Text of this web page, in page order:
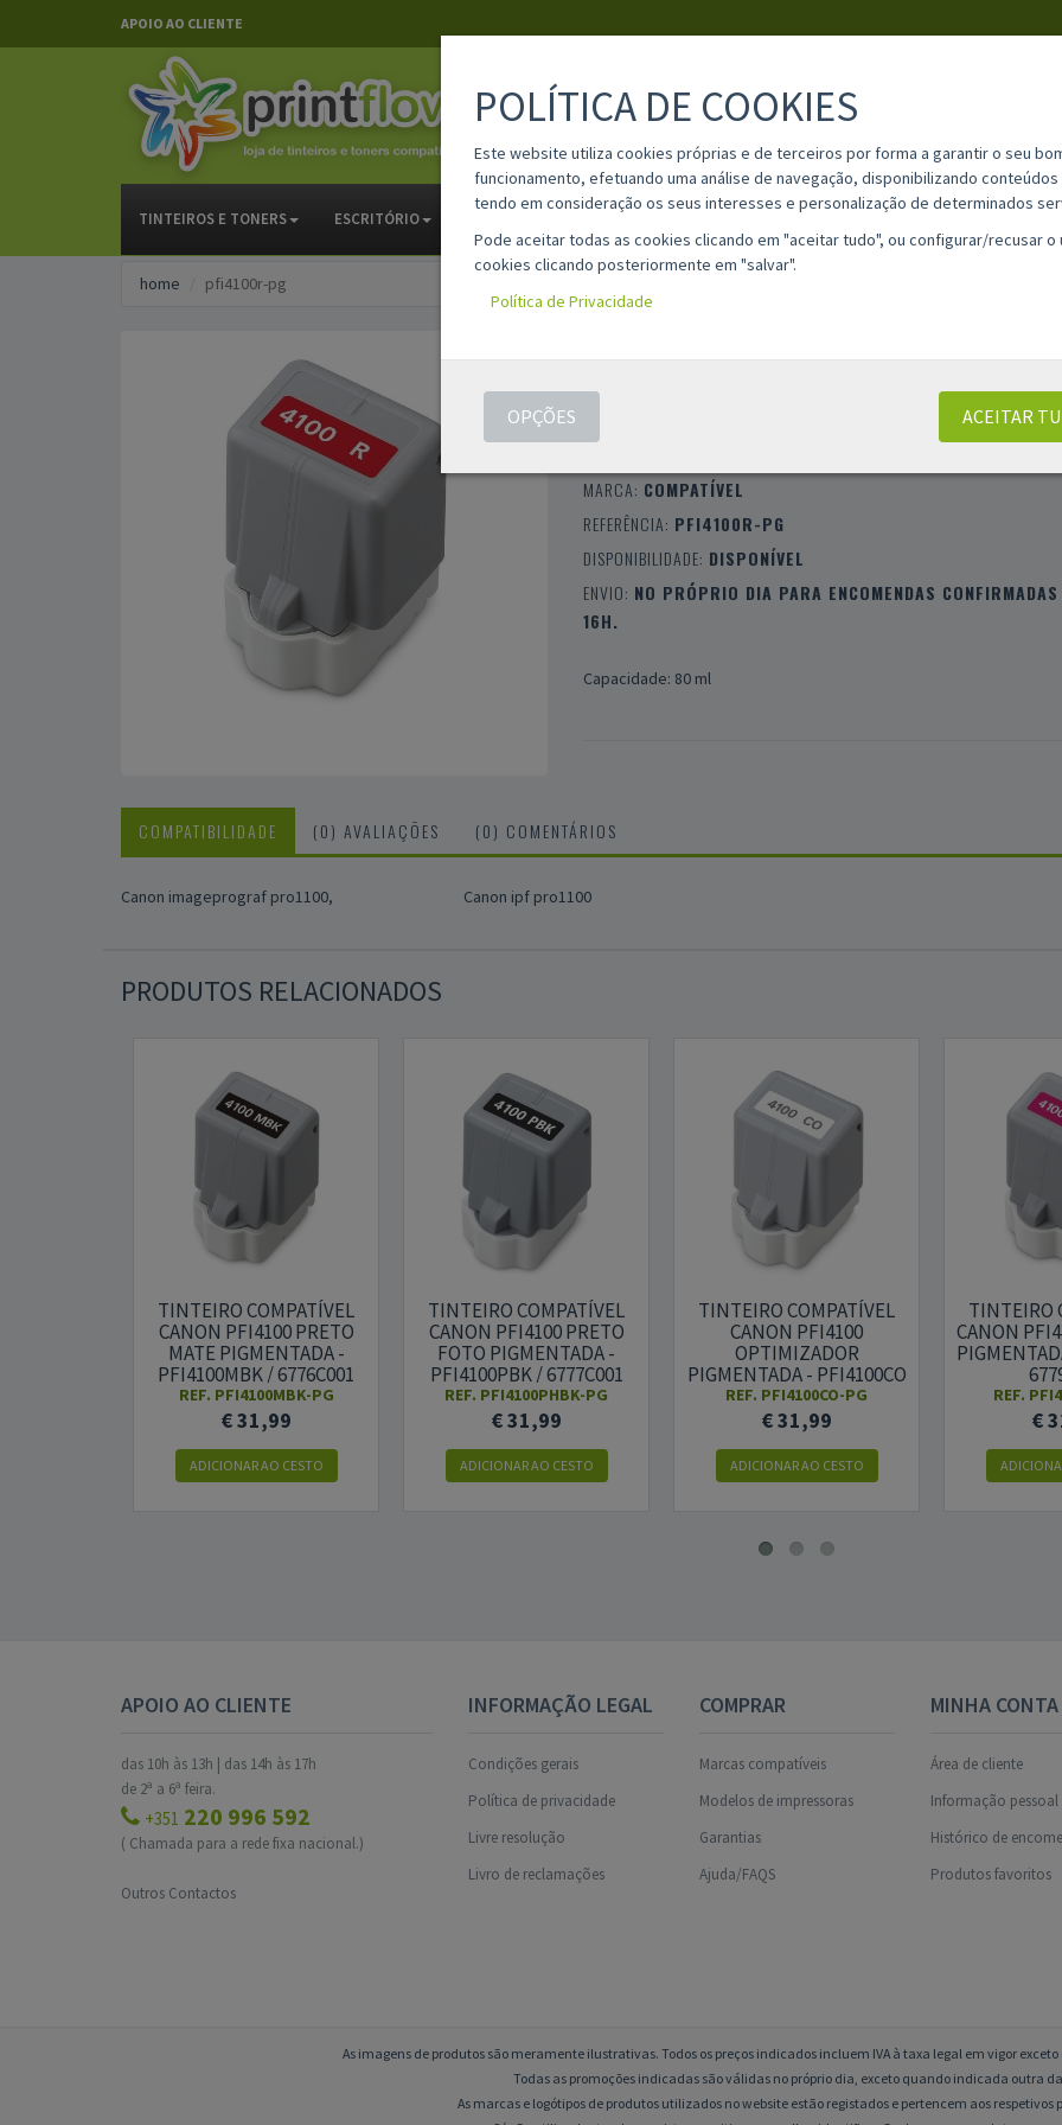
APOIO AO CLIENTE
TINTEIROS E TONERS ESCRITÓRIO MATERIAL ESCOLAR INFORMAÇÕES
home pfi4100r-pg
6785C001
MARCA: COMPATÍVEL
REFERÊNCIA: PFI4100R-PG
DISPONIBILIDADE: DISPONÍVEL
ENVIO: NO PRÓPRIO DIA PARA ENCOMENDAS
16H.
Capacidade: 80 ml
COMPATIBILIDADE (0) AVALIAÇÕES (0) COMENTÁRIOS
Canon imageprograf pro1100, Canon ipf pro1100
PRODUTOS RELACIONADOS
TINTEIRO COMPATÍVEL
CANON PFI4100 PRETO
MATE PIGMENTADA -
PFI4100MBK / 6776C001
REF. PFI4100MBK-PG
€ 31,99
ADICIONAR AO CESTO
TINTEIRO COMPATÍVEL
CANON PFI4100 PRETO
FOTO PIGMENTADA -
PFI4100PBK / 6777C001
REF. PFI4100PHBK-PG
€ 31,99
ADICIONAR AO CESTO
TINTEIRO COMPATÍVEL
CANON PFI4100
OPTIMIZADOR
PIGMENTADA - PFI4100CO
/ 6787C001
REF. PFI4100CO-PG
€ 31,99
ADICIONAR AO CESTO
TINTEIRO
CANON
REF.
€
APOIO AO CLIENTE
das 10h às 13h | das 14h às 17h
de 2ª a 6ª feira.
+351 220 996 592
( Chamada para a rede fixa nacional.)
Outros Contactos
INFORMAÇÃO LEGAL
Condições gerais
Política de privacidade
Livre resolução
Livro de reclamações
COMPRAR
Marcas compatíveis
Modelos de impressoras
Garantias
Ajuda/FAQS
MINHA CONTA
Área de cliente
Informação pessoal
Histórico de
Produtos favoritos
As imagens de produtos são meramente ilustrativas. Todos os preços indicados incluem IVA à taxa legal em vigor
Todas as promoções indicadas são válidas no próprio dia, exceto quando indicada outra
As marcas e logótipos de produtos utilizados no website estão registados e pertencem aos respetivos
POLÍTICA DE COOKIES
Este website utiliza cookies próprias e de terceiros por forma a garantir o seu
funcionamento, efetuando uma análise de navegação, disponibilizando
tendo em consideração os seus interesses e personalização de determinados
Pode aceitar todas as cookies clicando em "aceitar tudo", ou configurar/recusar o
cookies clicando posteriormente em "salvar".
Política de Privacidade
ACEITAR
OPÇÕES